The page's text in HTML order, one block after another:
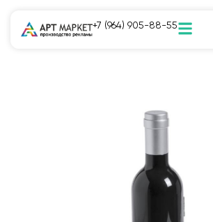
+7 (964) 905-88-55